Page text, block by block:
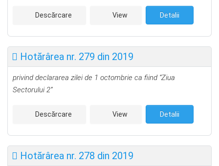
Descărcare View Detalii
Hotărârea nr. 279 din 2019
privind declararea zilei de 1 octombrie ca fiind “Ziua
Sectorului 2”
Descărcare View Detalii
Hotărârea nr. 278 din 2019